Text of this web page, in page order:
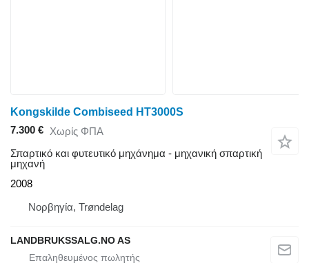
Kongskilde Combiseed HT3000S
7.300 € Χωρίς ΦΠΑ
Σπαρτικό και φυτευτικό μηχάνημα - μηχανική σπαρτική
μηχανή
2008
Νορβηγία, Trøndelag
LANDBRUKSSALG.NO AS